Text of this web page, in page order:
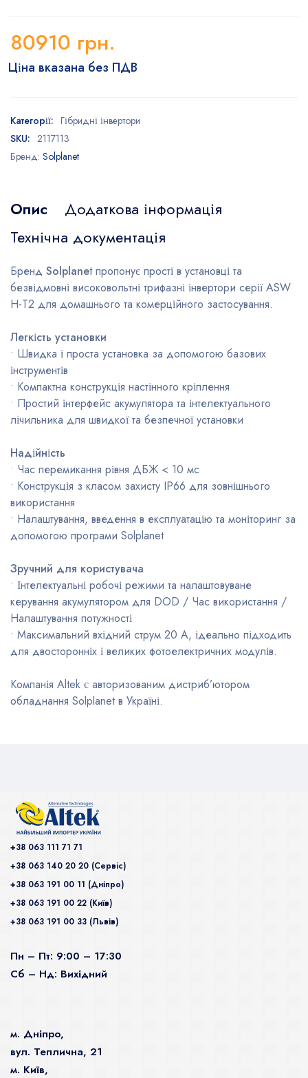
80910 грн.
Ціна вказана без ПДВ
Категорії: Гібридні інвертори
SKU: 2117113
Бренд: Solplanet
Опис
Додаткова інформація
Технічна документація
Бренд Solplanet пропонує прості в установці та
безвідмовні високовольтні трифазні інвертори серії ASW
H-T2 для домашнього та комерційного застосування.
Легкість установки
• Швидка і проста установка за допомогою базових
інструментів
• Компактна конструкція настінного кріплення
• Простий інтерфейс акумулятора та інтелектуального
лічильника для швидкої та безпечної установки
Надійність
• Час перемикання рівня ДБЖ < 10 мс
• Конструкція з класом захисту IP66 для зовнішнього
використання
• Налаштування, введення в експлуатацію та моніторинг за
допомогою програми Solplanet
Зручний для користувача
• Інтелектуальні робочі режими та налаштовуване
керування акумулятором для DOD / Час використання /
Налаштування потужності
• Максимальний вхідний струм 20 А, ідеально підходить
для двосторонніх і великих фотоелектричних модулів.
Компанія Altek є авторизованим дистриб’ютором
обладнання Solplanet в Україні.
+38 063 111 71 71
+38 063 140 20 20 (Сервiс)
+38 063 191 00 11 (Дніпро)
+38 063 191 00 22 (Київ)
+38 063 191 00 33 (Львів)
Пн – Пт: 9:00 – 17:30
Сб – Нд: Вихідний
м. Дніпро,
вул. Теплична, 21
м. Київ,